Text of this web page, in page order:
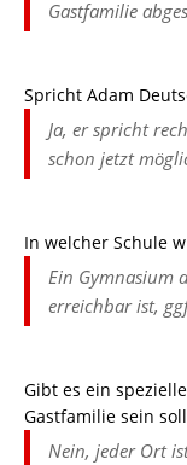
Gastfamilie
Spricht Adam
Ja, er spricht
schon jetzt
In welcher Schule
Ein Gymnasium
erreichbar ist,
Gibt es ein
Gastfamilie sein
Nein, jeder Ort